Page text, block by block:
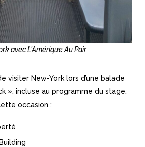
avec L’Amérique Au Pair
visiter New-York lors d’une balade
», incluse au programme du stage.
occasion :